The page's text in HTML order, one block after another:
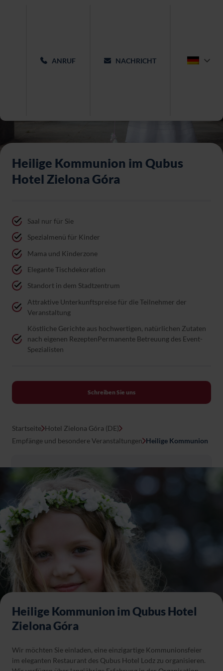
ANRUF NACHRICHT
Heilige Kommunion im Qubus
Hotel Zielona Góra
Saal nur für Sie
Spezialmenü für Kinder
Mama und Kinderzone
Elegante Tischdekoration
Standort in dem Stadtzentrum
Attraktive Unterkunftspreise für die Teilnehmer der
Veranstaltung
Köstliche Gerichte aus hochwertigen, natürlichen Zutaten
nach eigenen RezeptenPermanente Betreuung des Event-
Spezialisten
Schreiben Sie uns
Startseite Hotel Zielona Góra (DE)
Empfänge und besondere Veranstaltungen Heilige Kommunion
Heilige Kommunion im Qubus Hotel
Zielona Góra
Wir möchten Sie einladen, eine einzigartige Kommunionsfeier
im eleganten Restaurant des Qubus Hotel Lodz zu organisieren.